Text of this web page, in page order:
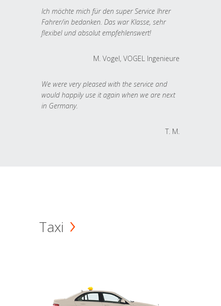
Ich möchte mich für den super Service Ihrer
Fahrer/in bedanken. Das war Klasse, sehr
flexibel und absolut empfehlenswert!
M. Vogel, VOGEL Ingenieure
We were very pleased with the service and
would happily use it again when we are next
in Germany.
T. M.
Taxi